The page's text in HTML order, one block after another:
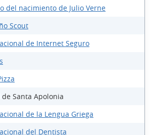
del nacimiento de Julio Verne
Scout
de Internet Seguro
Santa Apolonia
de la Lengua Griega
del Dentista